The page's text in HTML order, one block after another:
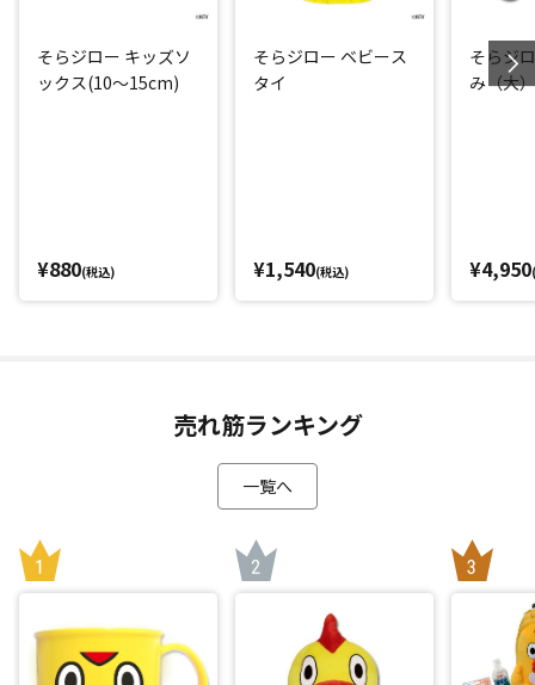
そらジロー キッズソ
ックス(10～15cm)
¥880(税込)
そらジロー ベビース
タイ
¥1,540(税込)
そらジ
み（大）
¥4,950
売れ筋ランキング
一覧へ